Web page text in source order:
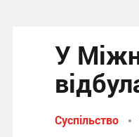
У
Суспільство